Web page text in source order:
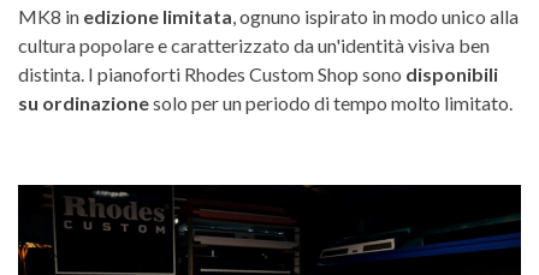
MK8 in edizione limitata , ognuno ispirato in modo unico alla
cultura popolare e caratterizzato da un'identità visiva ben
distinta. I pianoforti Rhodes Custom Shop sono disponibili
su ordinazionesolo per un periodo di tempo molto limitato.